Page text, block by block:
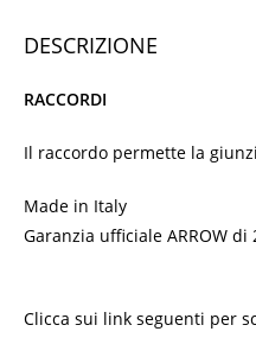
DESCRIZIONE
RACCORDI
Il raccordo permette la
Made in Italy
Garanzia ufficiale ARROW di
Clicca sui link seguenti per